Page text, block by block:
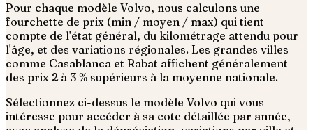
Pour chaque modèle Volvo, nous calculons une
fourchette de prix (min / moyen / max) qui tient
compte de l'état général, du kilométrage attendu pour
l'âge, et des variations régionales. Les grandes villes
comme Casablanca et Rabat affichent généralement
des prix 2 à 3 % supérieurs à la moyenne nationale.
Sélectionnez ci-dessus le modèle Volvo qui vous
intéresse pour accéder à sa cote détaillée par année,